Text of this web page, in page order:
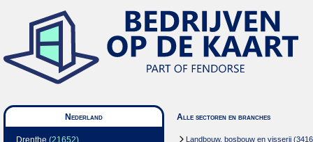
Nederland Alle sectoren en branches
Landbouw, bosbouw en visserij